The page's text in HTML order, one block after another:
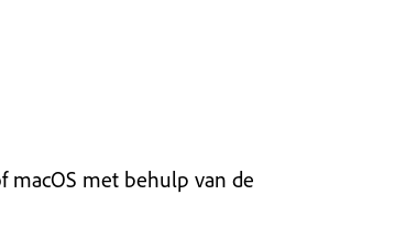
macOS met behulp van de